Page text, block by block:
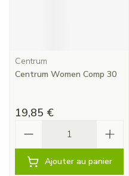
Centrum
Centrum Women Comp 30
19,85 €
Ajouter au panier